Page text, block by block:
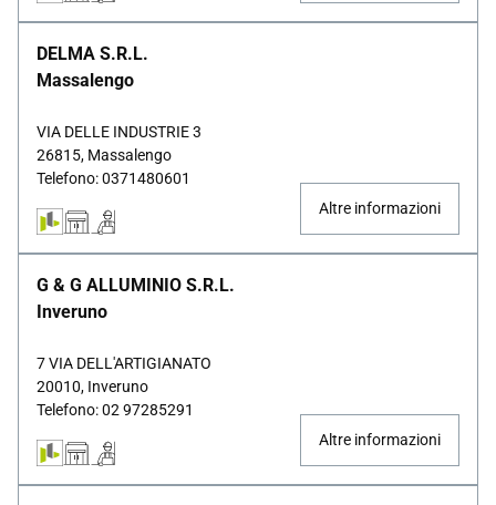
DELMA S.R.L.
Massalengo
VIA DELLE INDUSTRIE 3
26815, Massalengo
Telefono: 0371480601
Altre informazioni
G & G ALLUMINIO S.R.L.
Inveruno
7 VIA DELL'ARTIGIANATO
20010, Inveruno
Telefono: 02 97285291
Altre informazioni